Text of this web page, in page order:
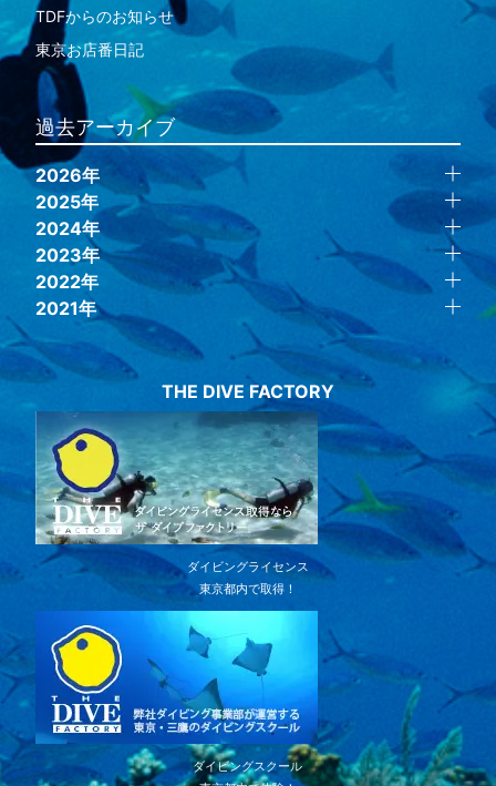
TDFからのお知らせ
東京お店番日記
過去アーカイブ
2026年
2025年
2024年
2023年
2022年
2021年
THE DIVE FACTORY
ダイビングライセンス
東京都内で取得！
ダイビングスクール